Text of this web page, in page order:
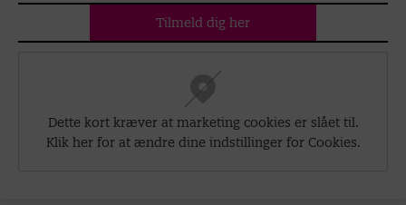
Tilmeld dig her
Dette kort kræver at marketing cookies er slået til.
Klik her for at ændre dine indstillinger for Cookies.